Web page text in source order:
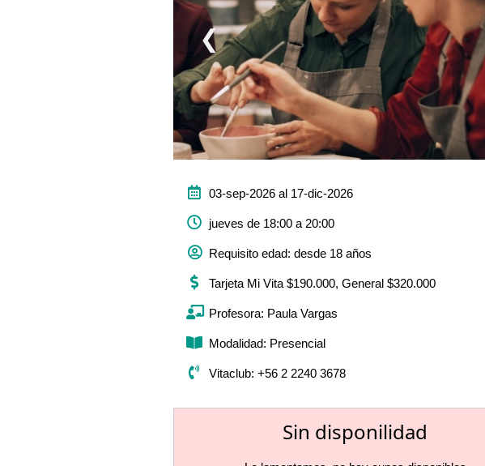
❮
03-sep-2026 al 17-dic-2026
jueves de 18:00 a 20:00
Requisito edad: desde 18 años
Tarjeta Mi Vita $190.000, General $320.000
Profesora: Paula Vargas
Modalidad: Presencial
Vitaclub: +56 2 2240 3678
Sin disponilidad